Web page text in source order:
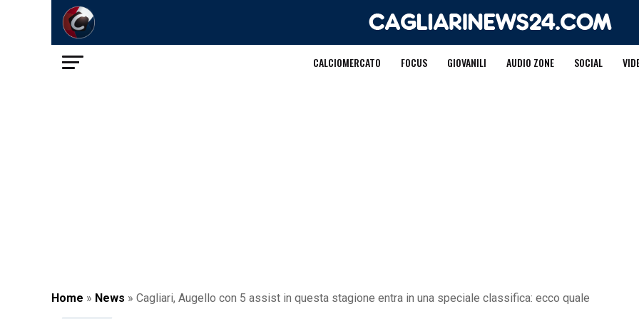
CALCIOMERCATO FOCUS GIOVANILI AUDIO ZONE SOCIAL
Home » News » Cagliari, Augello con 5 assist in questa stagione entra in una speciale classifica: ecco quale